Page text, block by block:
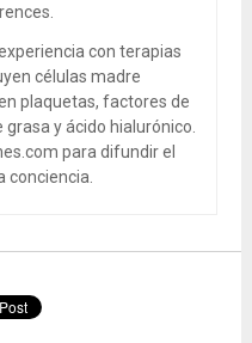
con terapias
células madre
plaquetas, factores de
y ácido hialurónico.
para difundir el
conciencia.